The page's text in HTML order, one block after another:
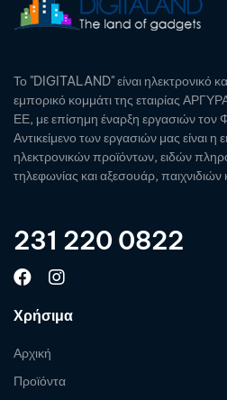
Το "DIGITALAND" είναι ηλεκτρονικό
εμπορικό κομμάτι της εταιρίας
ΕΕ, με επίσημη έναρξη εργασιών τον
Αντικείμενο των εργασιών μας είναι η
ηλεκτρονικών προϊόντων, ειδών
τηλεφωνίας και αξεσουάρ, παιχνιδιών
231 220 0822
Χρήσιμα
Αρχική
Προϊόντα